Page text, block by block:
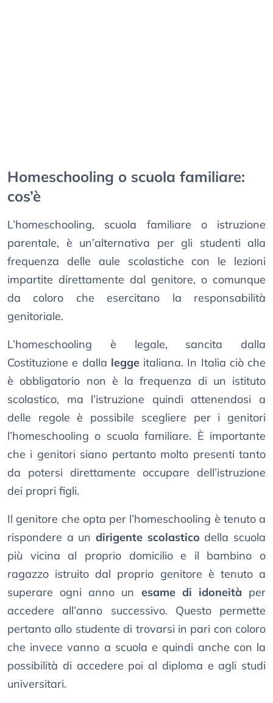
Homeschooling o scuola familiare:
cos’è
L’homeschooling, scuola familiare o istruzione
parentale, è un’alternativa per gli studenti alla
frequenza delle aule scolastiche con le lezioni
impartite direttamente dal genitore, o comunque
da coloro che esercitano la responsabilità
genitoriale.
L’homeschooling è legale, sancita dalla
Costituzione e dalla leggeitaliana. In Italia ciò che
è obbligatorio non è la frequenza di un istituto
scolastico, ma l’istruzione quindi attenendosi a
delle regole è possibile scegliere per i genitori
l’homeschooling o scuola familiare. È importante
che i genitori siano pertanto molto presenti tanto
da potersi direttamente occupare dell’istruzione
dei propri figli.
Il genitore che opta per l’homeschooling è tenuto a
rispondere a un dirigente scolastico della scuola
più vicina al proprio domicilio e il bambino o
ragazzo istruito dal proprio genitore è tenuto a
superare ogni anno un esame di idoneità per
accedere all’anno successivo. Questo permette
pertanto allo studente di trovarsi in pari con coloro
che invece vanno a scuola e quindi anche con la
possibilità di accedere poi al diploma e agli studi
universitari.